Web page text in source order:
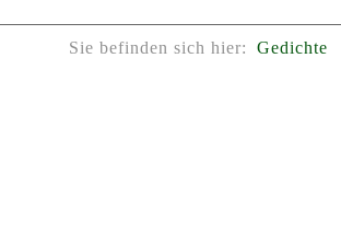
Sie befinden sich hier: Gedichte